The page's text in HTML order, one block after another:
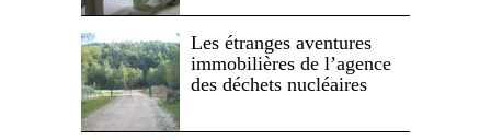
Les étranges aventures
immobilières de l’agence
des déchets nucléaires